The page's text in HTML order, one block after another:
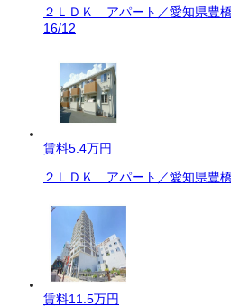
２ＬＤＫ アパート／愛知県豊
16/12
賃料5.4万円
２ＬＤＫ アパート／愛知県豊
賃料11.5万円